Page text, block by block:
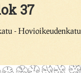
37
- Hovioikeudenkatu